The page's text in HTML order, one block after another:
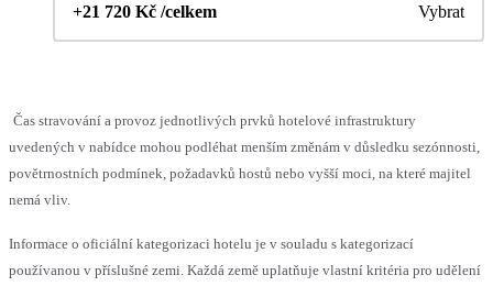
+21 720 Kč /celkem Vybrat
Čas stravování a provoz jednotlivých prvků hotelové infrastruktury
uvedených v nabídce mohou podléhat menším změnám v důsledku sezónnosti,
povětrnostních podmínek, požadavků hostů nebo vyšší moci, na které majitel
nemá vliv.
Informace o oficiální kategorizaci hotelu je v souladu s kategorizací
používanou v příslušné zemi. Každá země uplatňuje vlastní kritéria pro udělení